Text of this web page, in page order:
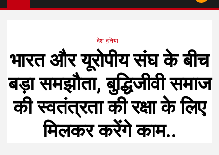
देश-दुनिया
भारत और यूरोपीय संघ के बीच
बड़ा समझौता, बुद्धिजीवी समाज
की स्वतंत्रता की रक्षा के लिए
मिलकर करेंगे काम..